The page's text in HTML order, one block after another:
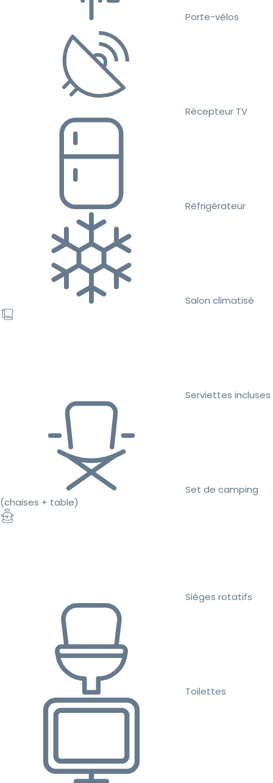
Porte-vélos
Récepteur TV
Réfrigérateur
Salon climatisé
Serviettes incluses
Set de camping
(chaises + table)
Sièges rotatifs
Toilettes